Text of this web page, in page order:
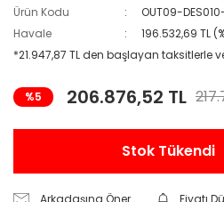
Ürün Kodu
OUT09-
Havale
196.532,69 TL
*21.947,87 TL den başlayan taksitlerle
%5 206.876,52 TL
Stok Tükendi